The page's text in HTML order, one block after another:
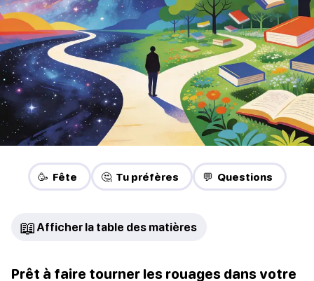
🥳 Fête 🤔 Tu préfères 💬 Questions
📖 Afficher la table des matières
Prêt à faire tourner les rouages dans votre